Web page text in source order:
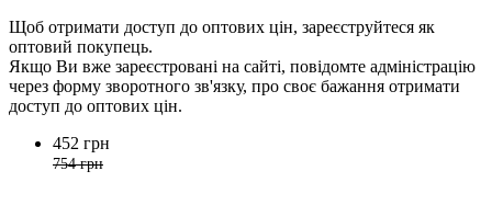
Щоб отримати доступ до оптових цін, зареєструйтеся як
оптовий покупець.
Якщо Ви вже зареєстровані на сайті, повідомте адміністрацію
через форму зворотного зв'язку, про своє бажання отримати
доступ до оптових цін.
452 грн
754 грн